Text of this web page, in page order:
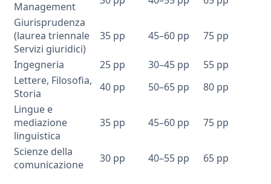
Management
Giurisprudenza
(laurea triennale
Servizi giuridici)
35 pp 45–60 pp 75 pp
Ingegneria 25 pp 30–45 pp
55 pp
Lettere, Filosofia,
Storia
40 pp 50–65 pp
80 pp
Lingue e
mediazione
linguistica
35 pp 45–60 pp 75 pp
Scienze della
comunicazione
30 pp 40–55 pp 65 pp